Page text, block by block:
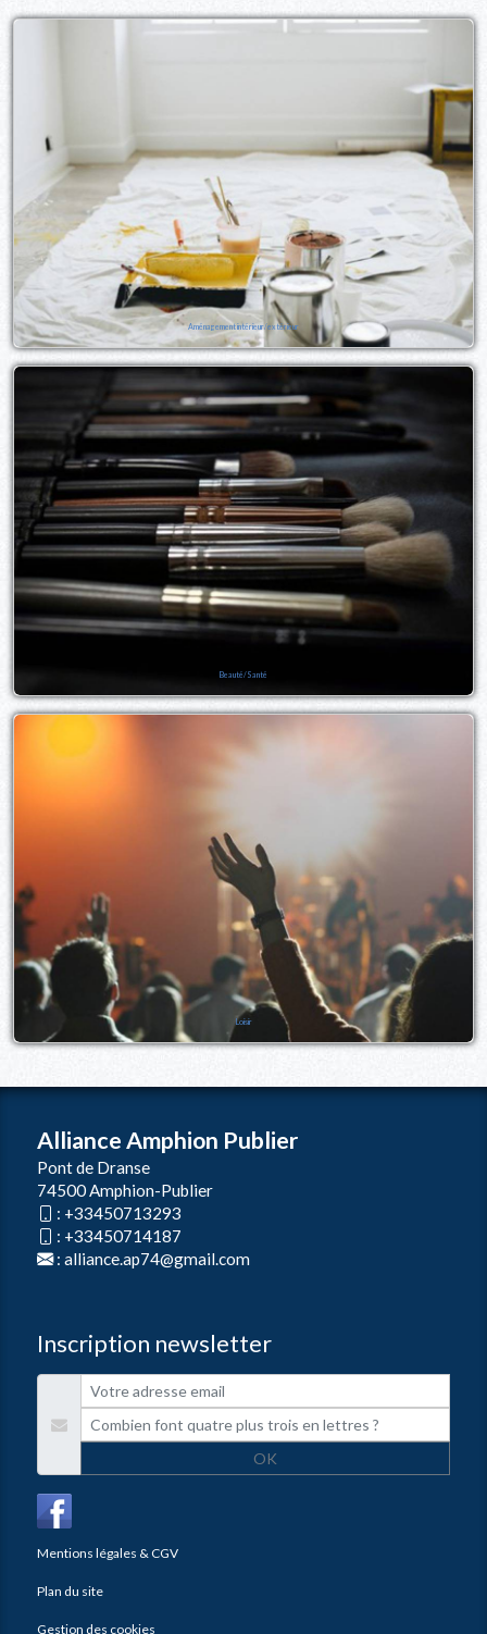
Aménagement intérieur/extérieur
Beauté/Santé
Loisir
Alliance Amphion Publier
Pont de Dranse
74500 Amphion-Publier
: +33450713293
: +33450714187
: alliance.ap74@gmail.com
Inscription newsletter
OK
Mentions légales & CGV
Plan du site
Gestion des cookies